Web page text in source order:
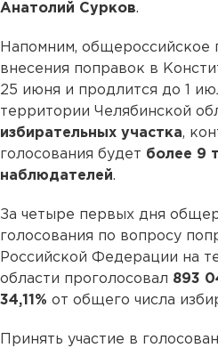
Анатолий Сурков.
Напомним, общероссийское
внесения поправок в
25 июня и продлится до 1
территории Челябинской
избирательных участка,
голосования будет более 9
наблюдателей.
За четыре первых дня
голосования по вопросу
Российской Федерации на
области проголосовал 893
34,11% от общего числа
Принять участие в